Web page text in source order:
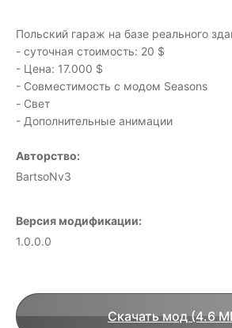
Польский гараж на базе реального
- суточная стоимость: 20 $
- Цена: 17.000 $
- Совместимость с модом Seasons
- Свет
- Дополнительные анимации
Авторство:
BartsoNv3
Версия модификации:
1.0.0.0
Скачать мод (4.6